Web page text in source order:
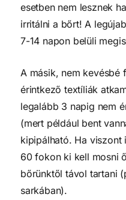
esetben nem lesznek
irritálni a bőrt! A
7-14 napon belüli
A másik, nem kevésbé
érintkező textíliák
legalább 3 napig nem
(mert például bent
kipipálható. Ha
60 fokon ki kell mosni
bőrünktől távol tartani
sarkában).